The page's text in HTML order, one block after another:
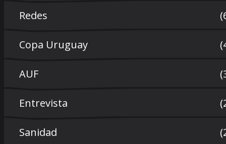
Redes
Copa Uruguay
AUF
Entrevista
Sanidad